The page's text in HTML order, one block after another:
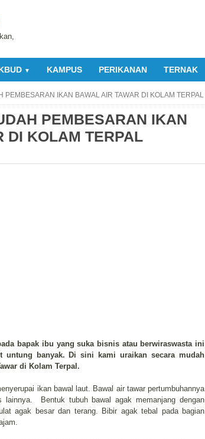
▼ KAMPUS PERIKANAN TERNAK
PEMBESARAN IKAN BAWAL AIR TAWAR DI KOLAM TERPAL
PEMBESARAN IKAN
DI KOLAM TERPAL
bapak ibu yang suka bisnis atau berwiraswasta ini
untung banyak. Di sini kami uraikan secara mudah
di Kolam Terpal.
ikan bawal laut. Bawal air tawar pertumbuhannya
lainnya. Bentuk tubuh bawal agak memanjang dengan
agak besar dan terang. Bibir agak tebal pada bagian